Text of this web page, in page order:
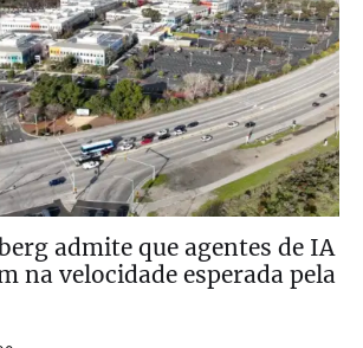
admite que agentes de IA
na velocidade esperada pela